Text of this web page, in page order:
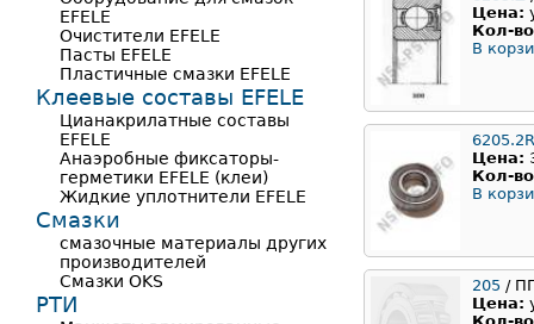
Цена:
Кол-
В
Цена:
Кол-
В
205 /
Цена:
EFELE
Очистители EFELE
Пасты EFELE
Пластичные смазки EFELE
Клеевые составы EFELE
Цианакрилатные составы
EFELE
Анаэробные фиксаторы-
герметики EFELE (клеи)
Жидкие уплотнители EFELE
Смазки
смазочные материалы других
производителей
Смазки OKS
РТИ